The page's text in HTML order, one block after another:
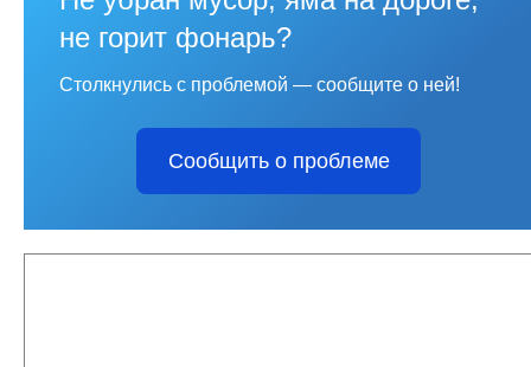
не горит фонарь?
Столкнулись с проблемой — сообщите о ней!
Сообщить о проблеме